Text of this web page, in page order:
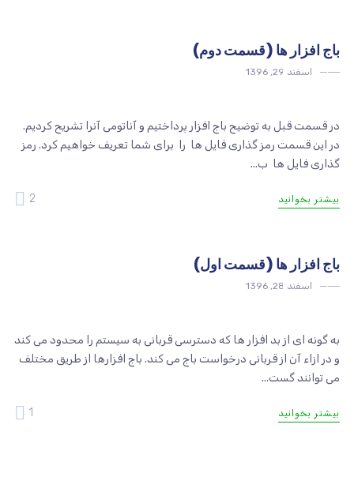
باج افزار ها (قسمت دوم)
اسفند 29, 1396
امنیت
در قسمت قبل به توضیح باج افزار پرداختیم و آناتومی آنرا تشریح کردیم.
در این قسمت رمز گذاری فایل ها را برای شما تعریف خواهیم کرد. رمز
گذاری فایل ها ب...
بیشتر بخوانید 2
باج افزار ها (قسمت اول)
اسفند 28, 1396
امنیت
به گونه ای از بد افزار ها که دسترسی قربانی به سیستم را محدود می کند
و در ازاء آن از قربانی درخواست باج می کند. باج افزارها از طریق مختلف
می توانند گست...
بیشتر بخوانید 1